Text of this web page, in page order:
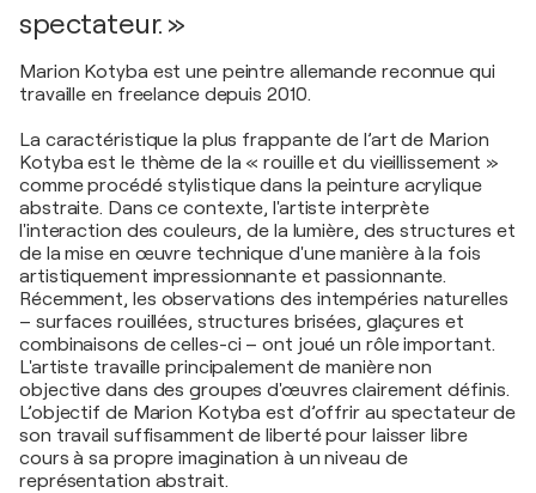
spectateur. »
Marion Kotyba est une peintre allemande reconnue qui
travaille en freelance depuis 2010.
La caractéristique la plus frappante de l’art de Marion
Kotyba est le thème de la « rouille et du vieillissement »
comme procédé stylistique dans la peinture acrylique
abstraite. Dans ce contexte, l'artiste interprète
l'interaction des couleurs, de la lumière, des structures et
de la mise en œuvre technique d'une manière à la fois
artistiquement impressionnante et passionnante.
Récemment, les observations des intempéries naturelles
– surfaces rouillées, structures brisées, glaçures et
combinaisons de celles-ci – ont joué un rôle important.
L'artiste travaille principalement de manière non
objective dans des groupes d'œuvres clairement définis.
L’objectif de Marion Kotyba est d’offrir au spectateur de
son travail suffisamment de liberté pour laisser libre
cours à sa propre imagination à un niveau de
représentation abstrait.